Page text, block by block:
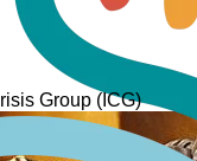
Group (ICG)